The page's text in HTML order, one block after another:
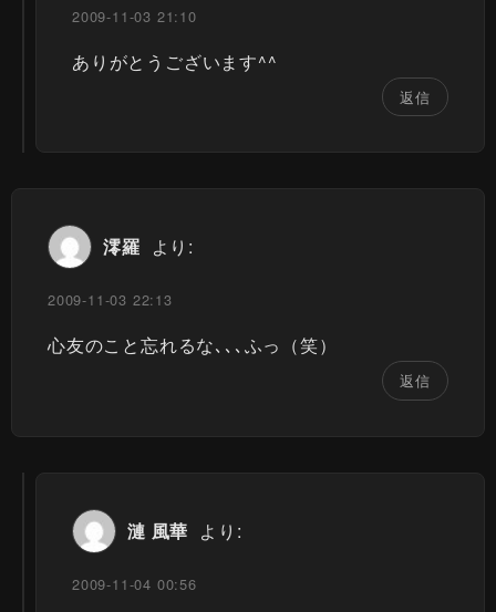
2009-11-03 21:10
ありがとうございます^^
返信
澪羅 より:
2009-11-03 22:13
心友のこと忘れるな､､､ふっ（笑）
返信
漣 風華 より:
2009-11-04 00:56